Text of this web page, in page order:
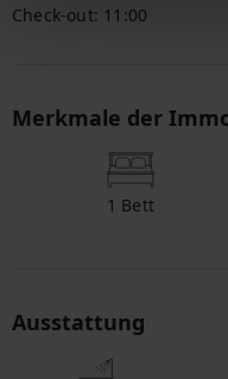
Check-out: 11:00
Merkmale der
1 Bett
Ausstattung